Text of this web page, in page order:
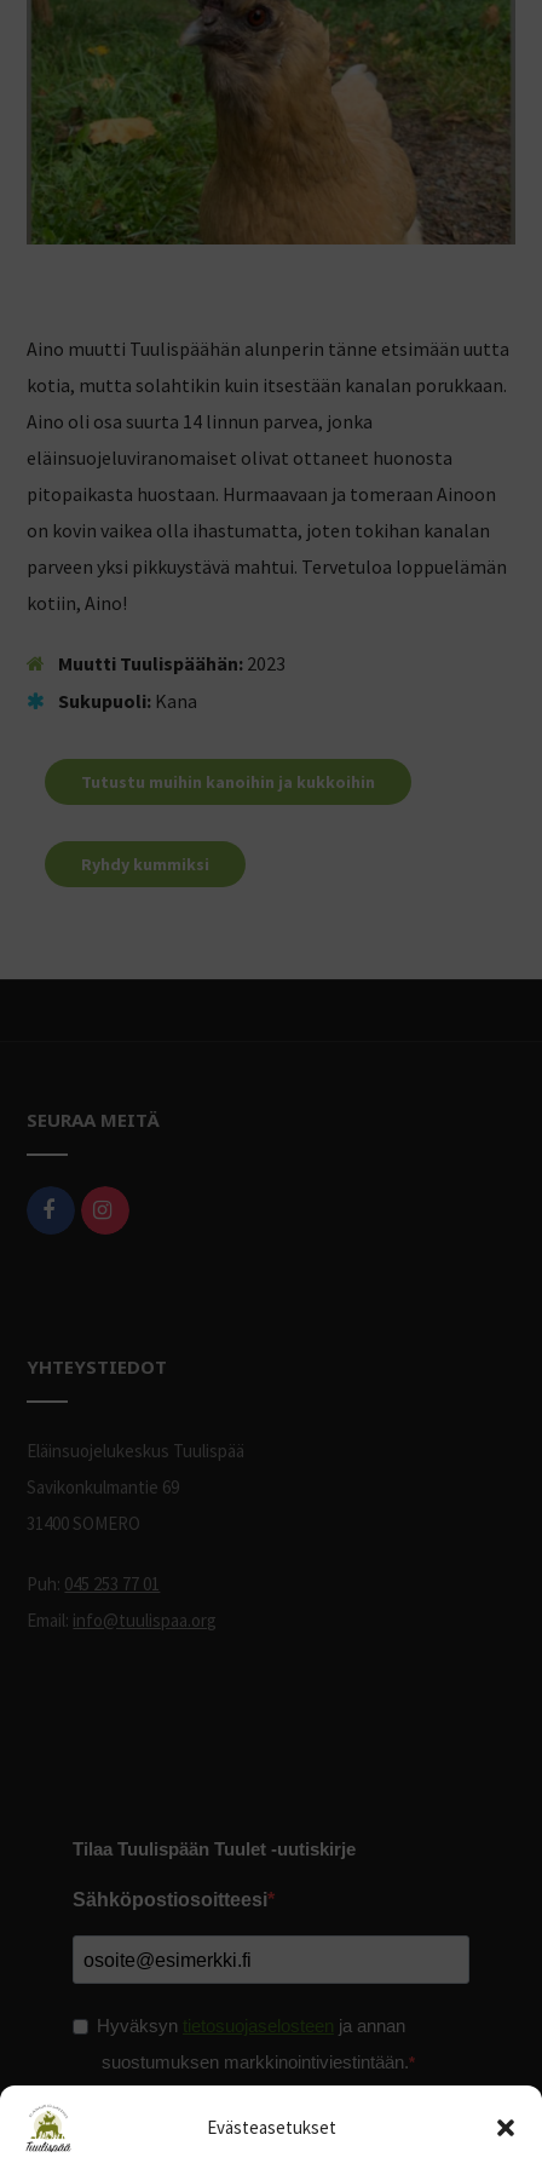
Evästeasetukset
Aino muutti Tuulispäähän alunperin tänne etsimään uutta
kotia, mutta solahtikin kuin itsestään kanalan porukkaan.
Aino oli osa suurta 14 linnun parvea, jonka
eläinsuojeluviranomaiset olivat ottaneet huonosta
pitopaikasta huostaan. Hurmaavaan ja tomeraan Ainoon
on kovin vaikea olla ihastumatta, joten tokihan kanalan
parveen yksi pikkuystävä mahtui. Tervetuloa loppuelämän
kotiin, Aino!
Muutti Tuulispäähän: 2023
Sukupuoli: Kana
Tutustu muihin kanoihin ja kukkoihin
Ryhdy kummiksi
SEURAA MEITÄ
YHTEYSTIEDOT
Eläinsuojelukeskus Tuulispää
Savikonkulmantie 69
31400 SOMERO
Puh: 045 253 77 01
Email: info@tuulispaa.org
Tilaa Tuulispään Tuulet -uutiskirje
Sähköpostiosoitteesi
Hyväksyn tietosuojaselosteen ja annan
suostumuksen markkinointiviestintään.